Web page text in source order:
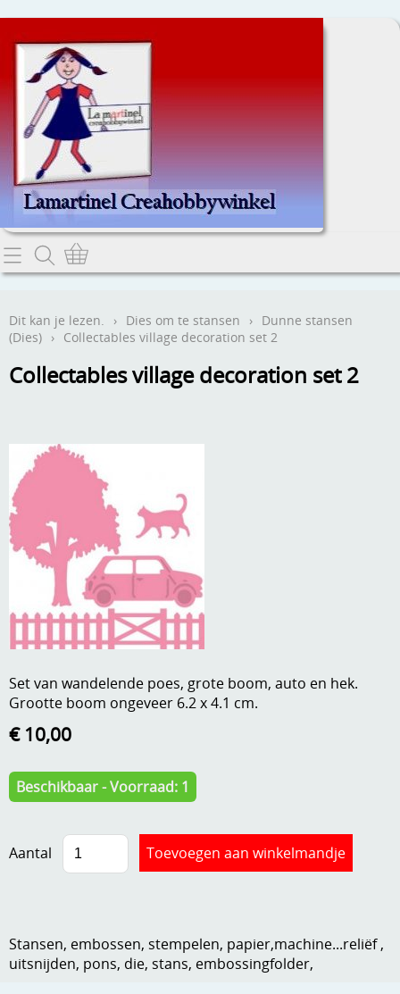
Home
Contact
Webwinkel
Aanbiedingen
Boeken en magazines
Dies om te stansen
DVD-CD
Embossen
Handige extra's
Hechtingsmaterialen
Hout , MDF, kartonmateriaal, steen
Kleurmateriaal-tekenmateriaal
Knipvellen
Netjes opbergen
Verzend - en verpakkingsk
Mijn account
Info
Anders creatief
Dit kan je lezen. › Dies om te stansen › Dunne stansen
(Dies) › Collectables village decoration set 2
Collectables village decoration set 2
Set van wandelende poes, grote boom, auto en hek.
Grootte boom ongeveer 6.2 x 4.1 cm.
€ 10,00
Beschikbaar - Voorraad: 1
Aantal
Stansen, embossen, stempelen, papier,machine...reliëf ,
uitsnijden, pons, die, stans, embossingfolder,